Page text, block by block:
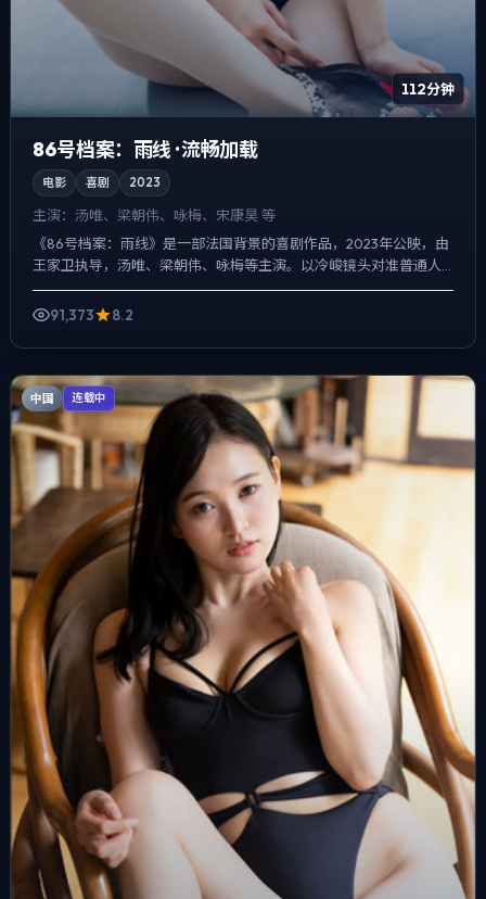
112分钟
86号档案：雨线 · 流畅加载
电影 喜剧 2023
主演： 汤唯、梁朝伟、咏梅、宋康昊 等
《86号档案：雨线》是一部法国背景的喜剧作品，2023年公映，由
王家卫执导，汤唯、梁朝伟、咏梅等主演。以冷峻镜头对准普通人
的抉择瞬间，动作戏服务于叙事节点，每场打斗都改变人物关...
91,373
8.2
中国 连载中